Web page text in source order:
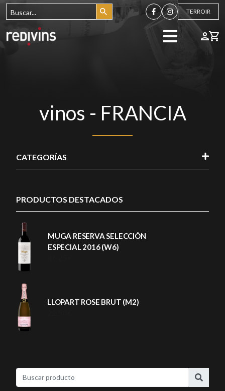
TERROIR
vinos - FRANCIA
CATEGORÍAS
PRODUCTOS DESTACADOS
MUGA RESERVA SELECCIÓN
ESPECIAL 2016 (W6)
LLOPART ROSE BRUT (M2)